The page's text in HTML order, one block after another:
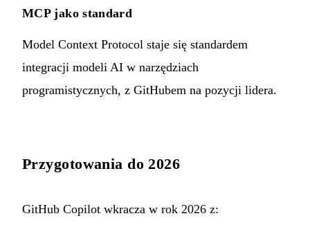
MCP jako standard
Model Context Protocol staje się standardem
integracji modeli AI w narzędziach
programistycznych, z GitHubem na pozycji lidera.
Przygotowania do 2026
GitHub Copilot wkracza w rok 2026 z: